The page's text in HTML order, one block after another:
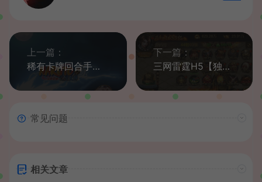
上一篇：
稀有卡牌回合手游【火影之忍者大师】最新整理Win系一键服务端+安卓苹果双端+GM后台+详细搭建教程
下一篇：
三网雷霆H5【独尊雷霆之蓝月传奇】最新整理Linux手工端+GM授权后台+详细搭建教程
常见问题
相关文章